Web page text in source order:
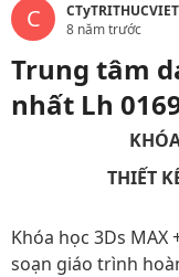
C
CTyTRITHUCVIET
8 năm trước
Trung tâm
nhất Lh
THIẾT
Khóa học 3Ds MAX
soạn giáo trình